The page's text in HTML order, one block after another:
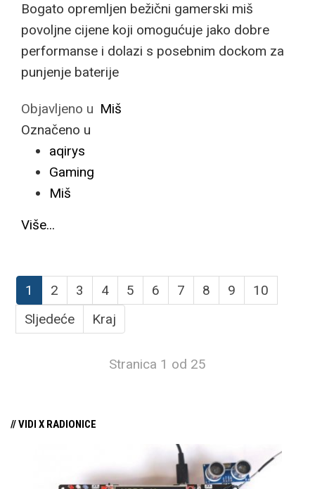
Bogato opremljen bežični gamerski miš
povoljne cijene koji omogućuje jako dobre
performanse i dolazi s posebnim dockom za
punjenje baterije
Objavljeno u Miš
Označeno u
aqirys
Gaming
Miš
Više...
1 2 3 4 5 6 7 8 9
10
Sljedeće
Kraj
Stranica 1 od 25
// VIDI X RADIONICE